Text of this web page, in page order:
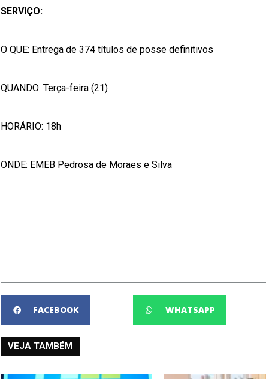
SERVIÇO:
O QUE: Entrega de 374 títulos de posse definitivos
QUANDO: Terça-feira (21)
HORÁRIO: 18h
ONDE: EMEB Pedrosa de Moraes e Silva
FACEBOOK WHATSAPP
VEJA TAMBÉM